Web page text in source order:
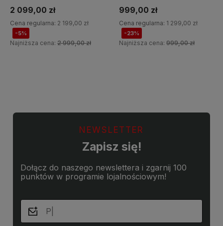
2 099,00 zł
Cena regularna: 2 199,00 zł
-5%
Najniższa cena: 2 999,00 zł
999,00 zł
Cena regularna: 1 299,00 zł
-23%
Najniższa cena: 999,00 zł
NEWSLETTER
Zapisz się!
Dołącz do naszego newslettera i zgarnij 100
punktów w programie lojalnościowym!